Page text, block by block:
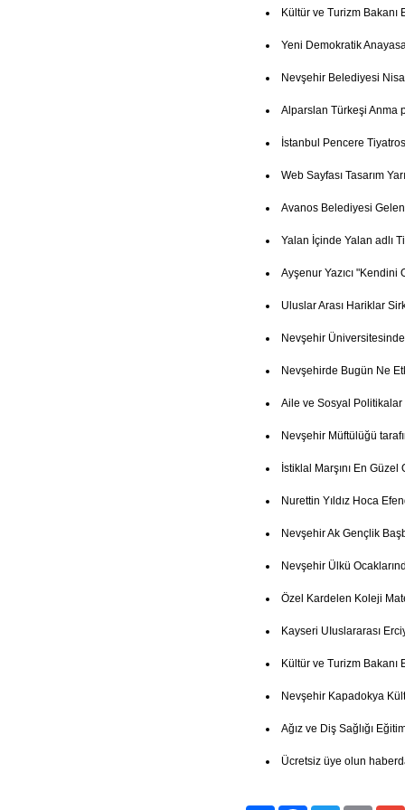
Kültür ve Turizm Bakanı
Yeni Demokratik
Nevşehir Belediyesi
Alparslan Türkeşi Anma
İstanbul Pencere
Web Sayfası Tasarım
Avanos Belediyesi
Yalan İçinde Yalan adlı
Ayşenur Yazıcı
Uluslar Arası Hariklar
Nevşehir
Nevşehirde Bugün Ne
Aile ve Sosyal Politikalar
Nevşehir Müftülüğü
İstiklal Marşını En Güzel
Nurettin Yıldız Hoca
Nevşehir Ak Gençlik
Nevşehir Ülkü
Özel Kardelen Koleji
Kayseri UIuslararası
Kültür ve Turizm
Nevşehir Kapadokya
Ağız ve Diş Sağlığı
Ücretsiz üye olun